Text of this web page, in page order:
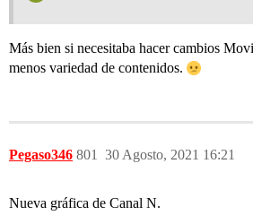
Más bien si necesitaba hacer cambios
menos variedad de contenidos.
Pegaso346 30 Agosto, 2021 16:21
801
Nueva gráfica de Canal N.